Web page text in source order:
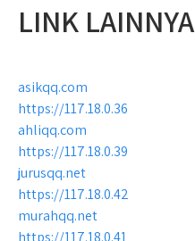
LINK LAINNYA
asikqq.com
https://117.18.0.36
ahliqq.com
https://117.18.0.39
jurusqq.net
https://117.18.0.42
murahqq.net
https://117.18.0.41